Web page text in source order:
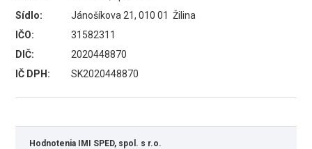
Sídlo:
Jánošíkova 21, 010 01 Žilina
IČO:
31582311
DIČ:
2020448870
IČ DPH:
SK2020448870
Hodnotenia IMI SPED, spol. s r.o.